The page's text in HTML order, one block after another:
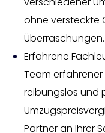
ohne versteckte
Überraschungen.
Erfahrene
Team erfahrener
reibungslos und
Partner an Ihrer